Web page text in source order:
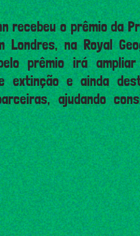
recebeu o prêmio da
Londres, na Royal
prêmio irá
extinção e ainda
ajudando